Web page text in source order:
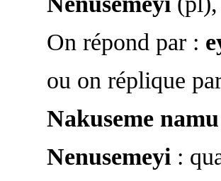
On répond par :
ou on réplique
Nakuseme namu
Nenusemeyi: